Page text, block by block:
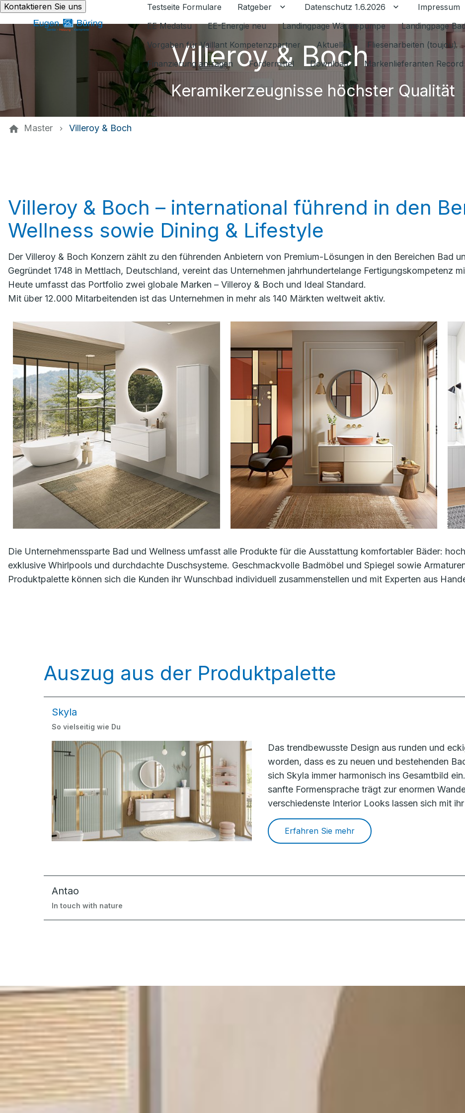
Kontaktieren Sie uns Testseite Formulare Ratgeber Untermenü für Ratgeber umschalten
Datenschutz 1.6.2026 Untermenü für
Impressum
EE Medatsu
EE-Energie neu Landingpage Wärmepumpe Landingpage
Vorgaben für Vaillant Kompetenzpartner
Aktuelles Fliesenarbeiten (toujou)
Finanzierung anfragen
Fördermittel Download Markenlieferanten Record
Villeroy & Boch
Keramikerzeugnisse höchster Qualität
Master Villeroy & Boch
Villeroy & Boch – international führend in den
Wellness sowie Dining & Lifestyle
Der Villeroy & Boch Konzern zählt zu den führenden Anbietern von Premium-Lösungen in den Bereichen Bad
Gegründet 1748 in Mettlach, Deutschland, vereint das Unternehmen jahrhundertelange Fertigungskompetenz
Heute umfasst das Portfolio zwei globale Marken – Villeroy & Boch und Ideal Standard.
Mit über 12.000 Mitarbeitenden ist das Unternehmen in mehr als 140 Märkten weltweit aktiv.
Die Unternehmenssparte Bad und Wellness umfasst alle Produkte für die Ausstattung komfortabler Bäder:
exklusive Whirlpools und durchdachte Duschsysteme. Geschmackvolle Badmöbel und Spiegel sowie
Produktpalette können sich die Kunden ihr Wunschbad individuell zusammenstellen und mit Experten aus
Auszug aus der Produktpalette
Skyla
So vielseitig wie Du
Das trendbewusste Design aus runden und
worden, dass es zu neuen und bestehenden
sich Skyla immer harmonisch ins Gesamtbild
sanfte Formensprache trägt zur enormen
verschiedenste Interior Looks lassen sich mit
Erfahren Sie mehr
Antao
In touch with nature